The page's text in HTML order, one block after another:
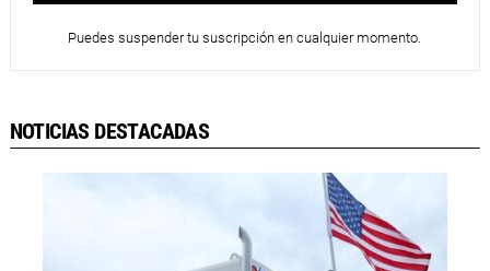
Puedes suspender tu suscripción en cualquier momento.
NOTICIAS DESTACADAS